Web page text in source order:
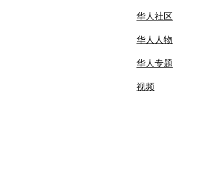
华人社区
华人人物
华人专题
视频